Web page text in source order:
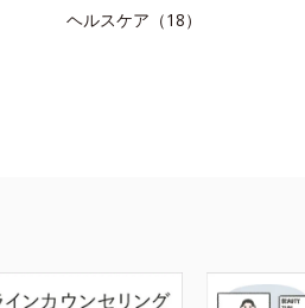
ヘルスケア（18）